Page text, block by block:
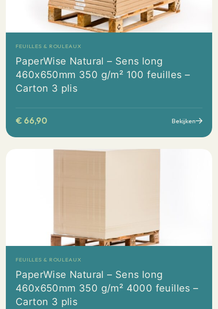
FEUILLES & ROULEAUX
PaperWise Natural – Sens long
460x650mm 350 g/m² 100 feuilles –
Carton 3 plis
€ 66,90 Bekijken
FEUILLES & ROULEAUX
PaperWise Natural – Sens long
460x650mm 350 g/m² 4000 feuilles –
Carton 3 plis